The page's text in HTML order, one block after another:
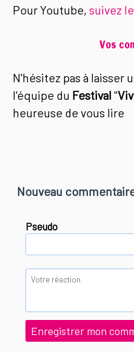
Pour Youtube,suivez
Vos
N'hésitez pas à
l'équipe du Festival "
heureuse de vous lire
Nouveau
Pseudo